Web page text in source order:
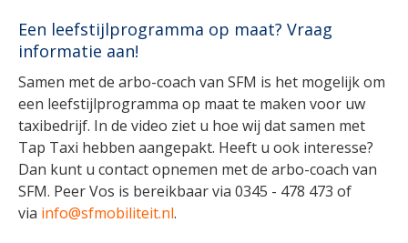
Een leefstijlprogramma op maat? Vraag
informatie aan!
Samen met de arbo-coach van SFM is het mogelijk om
een leefstijlprogramma op maat te maken voor uw
taxibedrijf. In de video ziet u hoe wij dat samen met
Tap Taxi hebben aangepakt. Heeft u ook interesse?
Dan kunt u contact opnemen met de arbo-coach van
SFM. Peer Vos is bereikbaar via 0345 - 478 473 of
via info@sfmobiliteit.nl.